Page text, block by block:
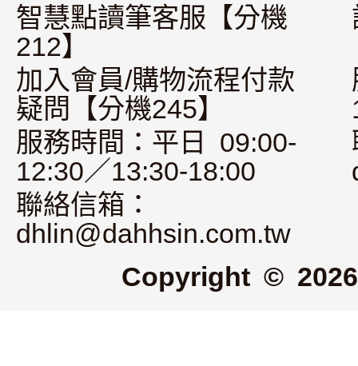
智慧點讀筆客服【分機
212】
加入會員/購物流程付款
疑問【分機245】
服務時間：平日 09:00-
12:30／13:30-18:00
聯絡信箱：
dhlin@dahhsin.com.tw
Copyright ©